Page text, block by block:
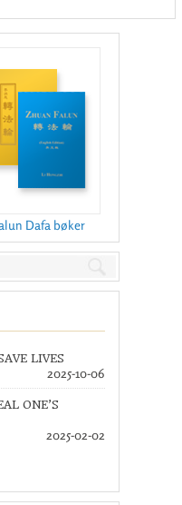
Dafa bøker
LIVES
2025-10-06
ONE’S
2025-02-02